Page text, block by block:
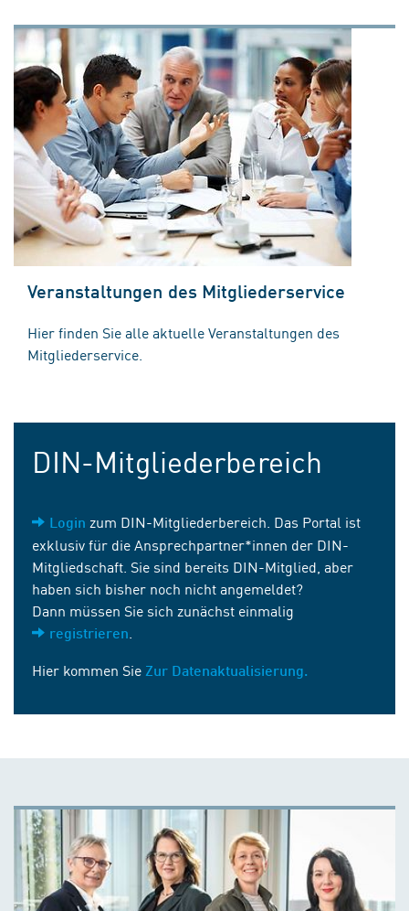
Veranstaltungen des Mitgliederservice
Hier finden Sie alle aktuelle Veranstaltungen des
Mitgliederservice.
DIN-Mitgliederbereich
Login zum DIN-Mitgliederbereich. Das Portal ist
exklusiv für die Ansprechpartner*innen der DIN-
Mitgliedschaft. Sie sind bereits DIN-Mitglied, aber
haben sich bisher noch nicht angemeldet?
Dann müssen Sie sich zunächst einmalig
registrieren
Hier kommen Sie Zur Datenaktualisierung.